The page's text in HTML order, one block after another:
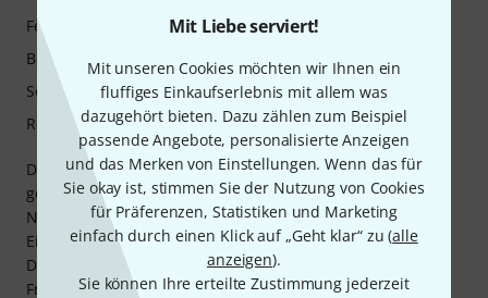
Mit Liebe serviert!
Mit unseren Cookies möchten wir Ihnen ein
fluffiges Einkaufserlebnis mit allem was
dazugehört bieten. Dazu zählen zum Beispiel
passende Angebote, personalisierte Anzeigen
und das Merken von Einstellungen. Wenn das für
Sie okay ist, stimmen Sie der Nutzung von Cookies
für Präferenzen, Statistiken und Marketing
einfach durch einen Klick auf „Geht klar“ zu (alle
anzeigen).
Sie können Ihre erteilte Zustimmung jederzeit
Dieses Plugin ist für mich persönlich unverzichtbar
geworden.
Nutze es für Drum, Bass und Gitarrenbearbeitung und die
Einsatzmöglichkeiten reichen definitiv noch viel weiter !
Die Kurven gefallen mir besonders gut, speziell in höheren
Frequenzbereichen kann man schön dezent boosten ohne
Features
Bedienung
Sound/Qualität
Rechner Auslastung